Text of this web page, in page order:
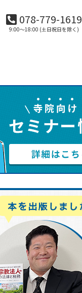
078-779-1619
9:00～18:00 (土日祝日を除く)